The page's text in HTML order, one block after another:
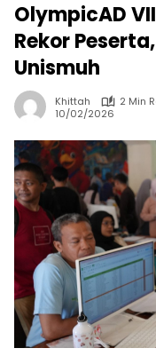
OlympicAD
Rekor
Unismuh
Khittah
2 Min
10/02/2026